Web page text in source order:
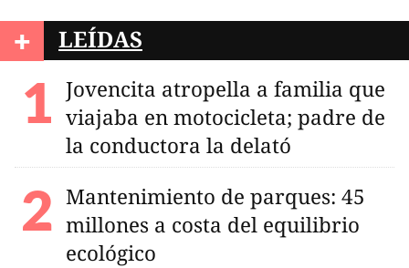
+ LEÍDAS
Jovencita atropella a familia que
viajaba en motocicleta; padre de
la conductora la delató
Mantenimiento de parques: 45
millones a costa del equilibrio
ecológico